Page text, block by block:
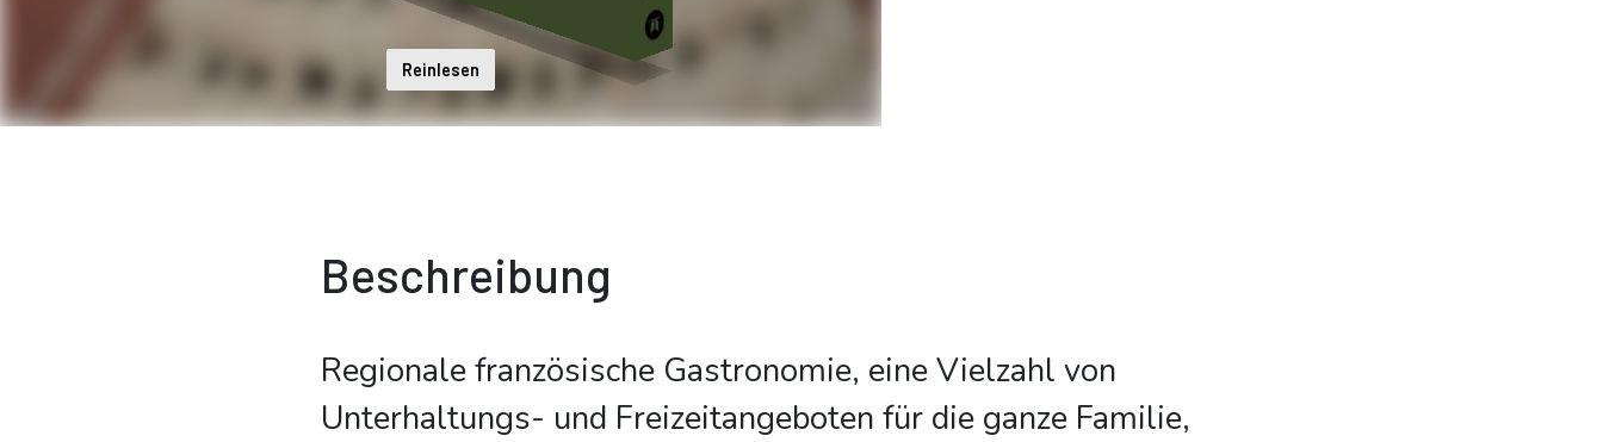
Reinlesen
Beschreibung
Regionale französische Gastronomie, eine Vielzahl von
Unterhaltungs- und Freizeitangeboten für die ganze Familie,